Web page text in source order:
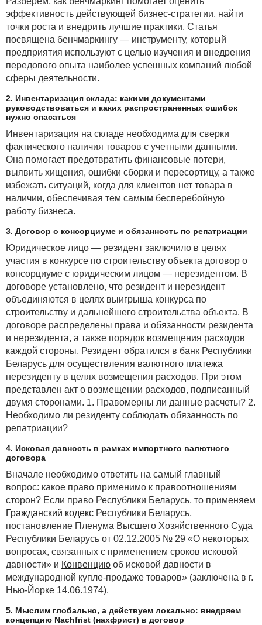
Равновесная рыночная цена складывается в момент
равенства величины рыночного
спроса Q и рыночного предложения. Тогда
величину Q
можно представить как
где q — объем производства данной фирмы, а
—
величина спроса, которая удовлетворяется
остальными фирмами на рынке.
Для упрощения дальнейших вычислений будем
использовать вид функции, спроса представленной
(2).
Подставляя (3) в (2), получим:
где
издержки на единицу продукции по мере увеличения
объема производства сначала снижаются. Это
отражает тот факт, что по мере увеличения выхода
продукции компания может получать крупные скидки
при оптовых закупках сырья и материалов
и экономию от разделения труда. В этом случае
проявляется возрастающий эффект масштаба. На
определенном отрезке переменные издержки на
единицу продукции относительно стабилизируются,
но затем постепенно начинают снова возрастать.
Представим функциональную зависимость средних
в виде (рис. 1):
эффективность действующей бизнес-стратегии, найти
точки роста и внедрить лучшие практики. Статья
посвящена бенчмаркингу — инструменту, который
предприятия используют с целью изучения и внедрения
передового опыта наиболее успешных компаний любой
сферы деятельности.
2. Инвентаризация склада: какими документами
руководствоваться и каких распространенных ошибок
нужно опасаться
Инвентаризация на складе необходима для сверки
фактического наличия товаров с учетными данными.
Она помогает предотвратить финансовые потери,
выявить хищения, ошибки сборки и пересортицу, а также
избежать ситуаций, когда для клиентов нет товара в
наличии, обеспечивая тем самым бесперебойную
работу бизнеса.
3. Договор о консорциуме и обязанность по репатриации
Юридическое лицо — резидент заключило в целях
участия в конкурсе по строительству объекта договор о
консорциуме с юридическим лицом — нерезидентом. В
договоре установлено, что резидент и нерезидент
объединяются в целях выигрыша конкурса по
строительству и дальнейшего строительства объекта. В
договоре распределены права и обязанности резидента
и нерезидента, а также порядок возмещения расходов
каждой стороны. Резидент обратился в банк Республики
Беларусь для осуществления валютного платежа
нерезиденту в целях возмещения расходов. При этом
представлен акт о возмещении расходов, подписанный
двумя сторонами. 1. Правомерны ли данные расчеты? 2.
Необходимо ли резиденту соблюдать обязанность по
репатриации?
4. Исковая давность в рамках импортного валютного
договора
Вначале необходимо ответить на самый главный
вопрос: какое право применимо к правоотношениям
сторон? Если право Республики Беларусь, то применяем
Гражданский кодекс Республики Беларусь,
постановление Пленума Высшего Хозяйственного Суда
Республики Беларусь от 02.12.2005 № 29 «О некоторых
вопросах, связанных с применением сроков исковой
давности» и Конвенцию об исковой давности в
международной купле-продаже товаров» (заключена в г.
Нью-Йорке 14.06.1974).
5. Мыслим глобально, а действуем локально: внедряем
концепцию Nachfrist (нахфрист) в договор